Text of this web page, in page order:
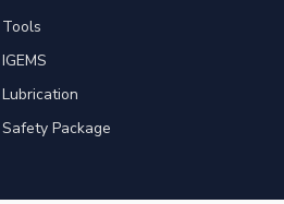
Tools
IGEMS
Lubrication
Safety Package